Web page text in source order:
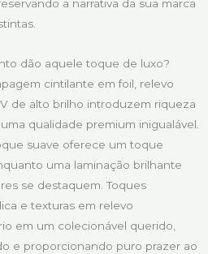
a narrativa da sua marca
dão aquele toque de luxo?
cintilante em foil, relevo
de alto brilho introduzem riqueza
qualidade premium inigualável.
suave oferece um toque
uma laminação brilhante
se destaquem. Toques
e texturas em relevo
em um colecionável querido,
e proporcionando puro prazer ao